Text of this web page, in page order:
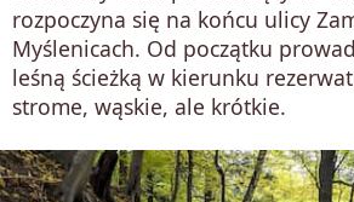
rozpoczyna się na końcu ulicy
Myślenicach. Od początku
leśną ścieżką w kierunku
strome, wąskie, ale krótkie.